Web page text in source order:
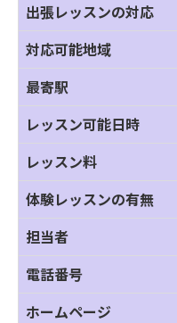
出張レッスンの対応
対応可能地域
最寄駅
レッスン可能日時
レッスン料
体験レッスンの有無
担当者
電話番号
ホームページ